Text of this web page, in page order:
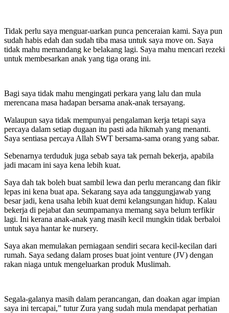
Tidak perlu saya menguar-uarkan punca penceraian kami. Saya pun
sudah habis edah dan sudah tiba masa untuk saya move on. Saya
tidak mahu memandang ke belakang lagi. Saya mahu mencari rezeki
untuk membesarkan anak yang tiga orang ini.
Bagi saya tidak mahu mengingati perkara yang lalu dan mula
merencana masa hadapan bersama anak-anak tersayang.
Walaupun saya tidak mempunyai pengalaman kerja tetapi saya
percaya dalam setiap dugaan itu pasti ada hikmah yang menanti.
Saya sentiasa percaya Allah SWT bersama-sama orang yang sabar.
Sebenarnya terduduk juga sebab saya tak pernah bekerja, apabila
jadi macam ini saya kena lebih kuat.
Saya dah tak boleh buat sambil lewa dan perlu merancang dan fikir
lepas ini kena buat apa. Sekarang saya ada tanggungjawab yang
besar jadi, kena usaha lebih kuat demi kelangsungan hidup. Kalau
bekerja di pejabat dan seumpamanya memang saya belum terfikir
lagi. Ini kerana anak-anak yang masih kecil mungkin tidak berbaloi
untuk saya hantar ke nursery.
Saya akan memulakan perniagaan sendiri secara kecil-kecilan dari
rumah. Saya sedang dalam proses buat joint venture (JV) dengan
rakan niaga untuk mengeluarkan produk Muslimah.
Segala-galanya masih dalam perancangan, dan doakan agar impian
saya ini tercapai,” tutur Zura yang sudah mula mendapat perhatian